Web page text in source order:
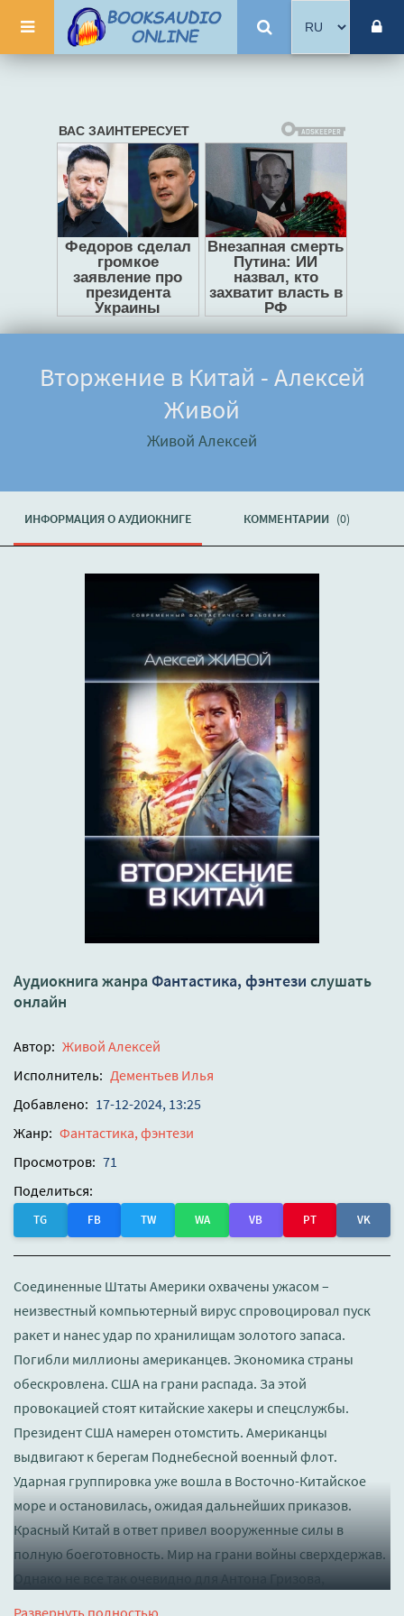
Вторжение в Китай - Алексей
Живой
Живой Алексей
ИНФОРМАЦИЯ О АУДИОКНИГЕ КОММЕНТАРИИ (0)
Аудиокнига жанра Фантастика, фэнтези слушать
онлайн
Автор: Живой Алексей
Исполнитель: Дементьев Илья
Добавлено: 17-12-2024, 13:25
Жанр: Фантастика, фэнтези
Просмотров: 71
Поделиться:
TG FB TW WA VB PT VK
Соединенные Штаты Америки охвачены ужасом –
неизвестный компьютерный вирус спровоцировал пуск
ракет и нанес удар по хранилищам золотого запаса.
Погибли миллионы американцев. Экономика страны
обескровлена. США на грани распада. За этой
провокацией стоят китайские хакеры и спецслужбы.
Президент США намерен отомстить. Американцы
выдвигают к берегам Поднебесной военный флот.
Ударная группировка уже вошла в Восточно-Китайское
море и остановилась, ожидая дальнейших приказов.
Красный Китай в ответ привел вооруженные силы в
полную боеготовность. Мир на грани войны сверхдержав.
Однако не все так очевидно для Антона Гризова,
Развернуть полностью